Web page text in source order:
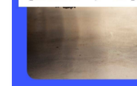
レーキをしっかりかけます
少し緩め、ジャッキで車体
次に、スタッドレスタイヤ